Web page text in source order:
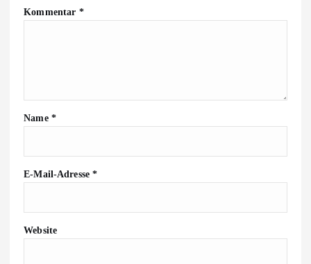
Kommentar *
Name *
E-Mail-Adresse*
Website